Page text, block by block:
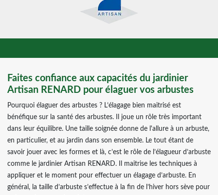
Faites confiance aux capacités du jardinier
Artisan RENARD pour élaguer vos arbustes
Pourquoi élaguer des arbustes ? L’élagage bien maitrisé est
bénéfique sur la santé des arbustes. Il joue un rôle très important
dans leur équilibre. Une taille soignée donne de l'allure à un arbuste,
en particulier, et au jardin dans son ensemble. Le tout étant de
savoir jouer avec les formes et là, c’est le rôle de l’élagueur d’arbuste
comme le jardinier Artisan RENARD. Il maitrise les techniques à
appliquer et le moment pour effectuer un élagage d’arbuste. En
général, la taille d’arbuste s’effectue à la fin de l’hiver hors sève pour